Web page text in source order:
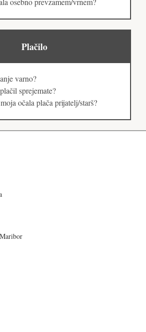
Plačilo
varno?
sprejemate?
očala plača prijatelj/starš?